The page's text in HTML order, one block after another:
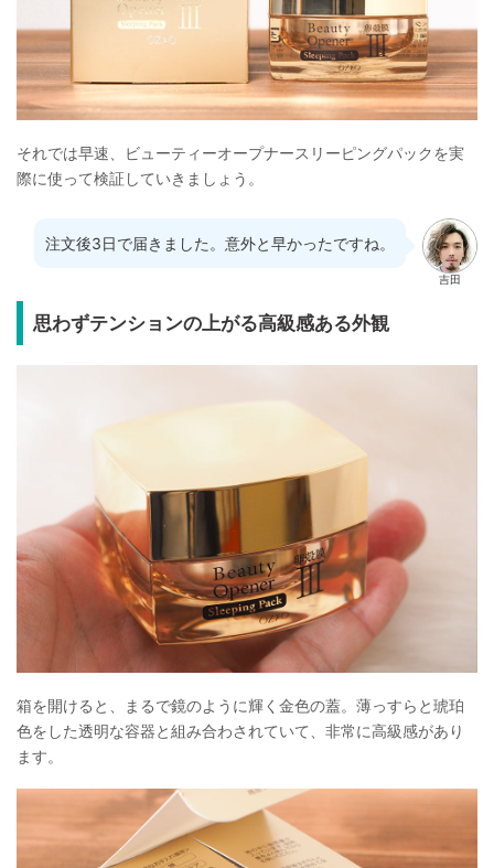
それでは早速、ビューティーオープナースリーピングパックを実
際に使って検証していきましょう。
吉田
注文後3日で届きました。意外と早かったですね。
思わずテンションの上がる高級感ある外観
箱を開けると、まるで鏡のように輝く金色の蓋。薄っすらと琥珀
色をした透明な容器と組み合わされていて、非常に高級感があり
ます。